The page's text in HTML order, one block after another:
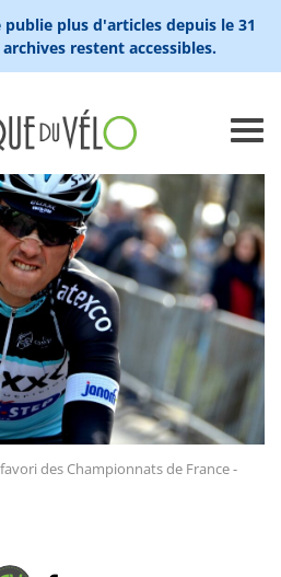
plus d'articles depuis le 31
restent accessibles.
des Championnats de France -